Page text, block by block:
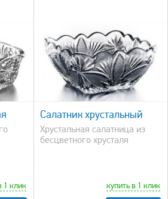
1 клик
Салатник хрустальный
Хрустальная салатница из
бесцветного хрусталя
купить в 1 клик